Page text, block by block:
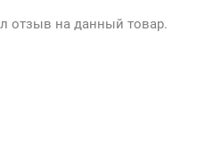
отзыв на данный товар.